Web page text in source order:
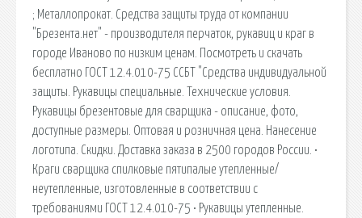
; Металлопрокат. Средства защиты труда от компании
"Брезента.нет" - производителя перчаток, рукавиц и краг в
городе Иваново по низким ценам. Посмотреть и скачать
бесплатно ГОСТ 12.4.010-75 ССБТ "Средства индивидуальной
защиты. Рукавицы специальные. Технические условия.
Рукавицы брезентовые для сварщика - описание, фото,
доступные размеры. Оптовая и розничная цена. Нанесение
логотипа. Скидки. Доставка заказа в 2500 городов России. •
Краги сварщика спилковые пятипалые утепленные/
неутепленные, изготовленные в соответствии с
требованиями ГОСТ 12.4.010-75 • Рукавицы утепленные.